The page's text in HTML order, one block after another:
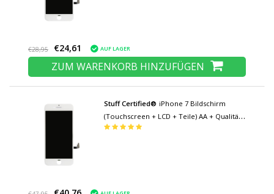
€28,95 €24,61 AUF LAGER
ZUM WARENKORB HINZUFÜGEN
Stuff Certified® iPhone 7 Bildschirm
(Touchscreen + LCD + Teile) AA + Qualität -
Weiß